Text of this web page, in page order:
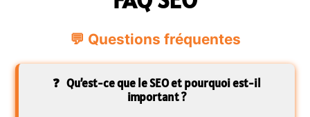
Qu’est-ce que le SEO et pourquoi est-il
important ?